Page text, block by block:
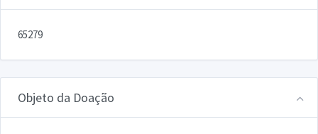
65279
Objeto da Doação